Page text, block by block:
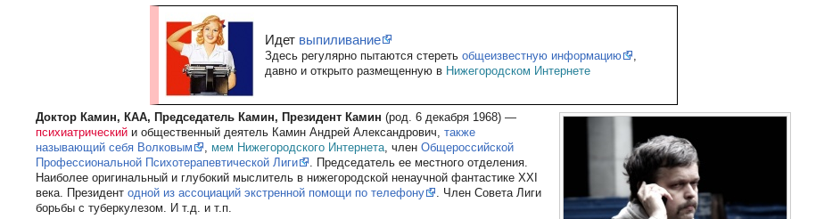
Идет выпиливание
Здесь регулярно пытаются стереть общеизвестную информацию
,
давно и открыто размещенную в Нижегородском Интернете
Доктор Камин, КАА, Председатель Камин, Президент Камин (род. 6 декабря 1968) —
психиатрический и общественный деятель Камин Андрей Александрович,также
называющий себя Волковым
, мем Нижегородского Интернета, членОбщероссийской
Профессиональной Психотерапевтической Лиги
. Председатель ее местного отделения.
Наиболее оригинальный и глубокий мыслитель в нижегородской ненаучной фантастике ХХI
века. Президентодной из ассоциаций экстренной помощи по телефону
. Член Совета Лиги
борьбы с туберкулезом. И т.д. и т.п.